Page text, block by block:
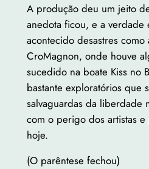
A produção deu um jeito
anedota ficou, e a
acontecido desastres
CroMagnon, onde houve
sucedido na boate Kiss no
bastante exploratórios que
salvaguardas da liberdade
com o perigo dos artistas
hoje.
(O parêntese fechou)